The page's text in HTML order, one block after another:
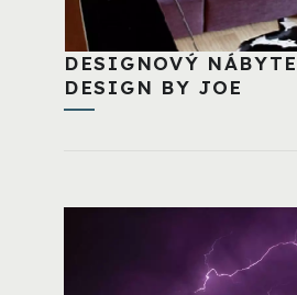
DESIGNOVÝ
DESIGN BY JOE